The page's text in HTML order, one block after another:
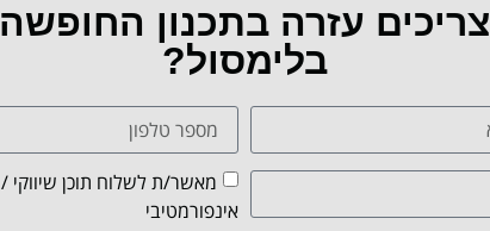
צריכים עזרה בתכנון החופשה
בלימסול?
מאשר/ת לשלוח תוכן שיווקי /
אינפורמטיבי